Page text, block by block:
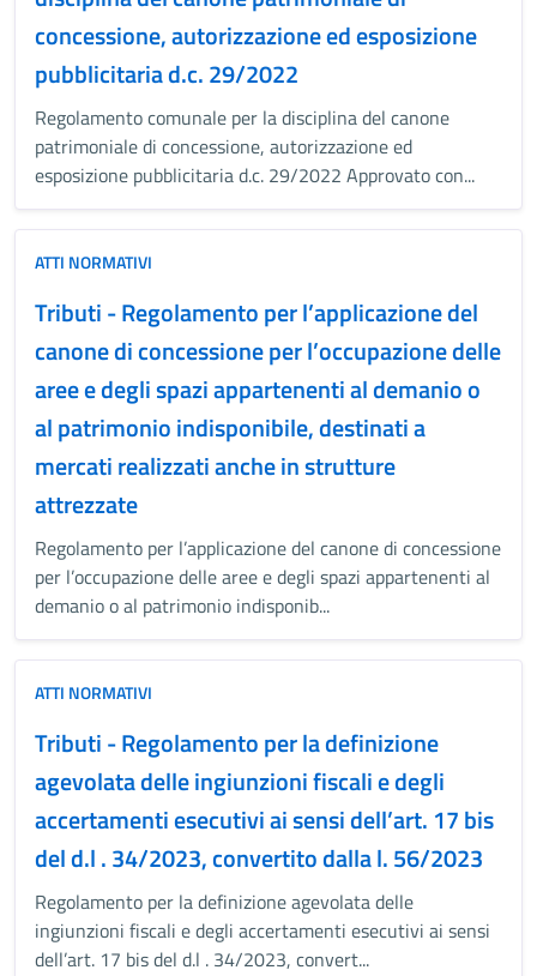
concessione, autorizzazione ed esposizione
pubblicitaria d.c. 29/2022
Regolamento comunale per la disciplina del canone
patrimoniale di concessione, autorizzazione ed
esposizione pubblicitaria d.c. 29/2022 Approvato con...
ATTI NORMATIVI
Tributi - Regolamento per l’applicazione del
canone di concessione per l’occupazione delle
aree e degli spazi appartenenti al demanio o
al patrimonio indisponibile, destinati a
mercati realizzati anche in strutture
attrezzate
Regolamento per l’applicazione del canone di concessione
per l’occupazione delle aree e degli spazi appartenenti al
demanio o al patrimonio indisponib...
ATTI NORMATIVI
Tributi - Regolamento per la definizione
agevolata delle ingiunzioni fiscali e degli
accertamenti esecutivi ai sensi dell’art. 17 bis
del d.l . 34/2023, convertito dalla l. 56/2023
Regolamento per la definizione agevolata delle
ingiunzioni fiscali e degli accertamenti esecutivi ai sensi
dell’art. 17 bis del d.l . 34/2023, convert...